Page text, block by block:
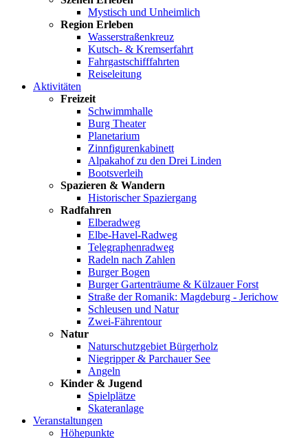
Mystisch und Unheimlich
Region Erleben
Wasserstraßenkreuz
Kutsch- & Kremserfahrt
Fahrgastschifffahrten
Reiseleitung
Aktivitäten
Freizeit
Schwimmhalle
Burg Theater
Planetarium
Zinnfigurenkabinett
Alpakahof zu den Drei Linden
Bootsverleih
Spazieren & Wandern
Historischer Spaziergang
Radfahren
Elberadweg
Elbe-Havel-Radweg
Telegraphenradweg
Radeln nach Zahlen
Burger Bogen
Burger Gartenträume & Külzauer Forst
Straße der Romanik: Magdeburg - Jerichow
Schleusen und Natur
Zwei-Fährentour
Natur
Naturschutzgebiet Bürgerholz
Niegripper & Parchauer See
Angeln
Kinder & Jugend
Spielplätze
Skateranlage
Veranstaltungen
Höhepunkte